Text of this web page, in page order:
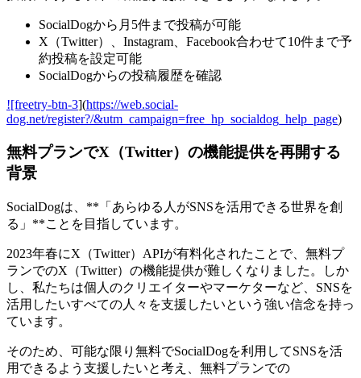
SocialDogから月5件まで投稿が可能
X（Twitter）、Instagram、Facebook合わせて10件まで予
約投稿を設定可能
SocialDogからの投稿履歴を確認
![freetry-btn-3](https://web.social-
dog.net/register?/&utm_campaign=free_hp_socialdog_help_page)
無料プランでX（Twitter）の機能提供を再開する
背景
SocialDogは、**「あらゆる人がSNSを活用できる世界を創
る」**ことを目指しています。
2023年春にX（Twitter）APIが有料化されたことで、無料プ
ランでのX（Twitter）の機能提供が難しくなりました。しか
し、私たちは個人のクリエイターやマーケターなど、SNSを
活用したいすべての人々を支援したいという強い信念を持っ
ています。
そのため、可能な限り無料でSocialDogを利用してSNSを活
用できるよう支援したいと考え、無料プランでの